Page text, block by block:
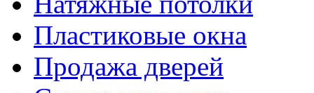
Пластиковые окна
Продажа дверей